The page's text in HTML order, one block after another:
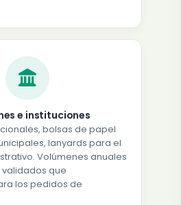
e instituciones
bolsas de papel
lanyards para el
Volúmenes anuales
que
los pedidos de